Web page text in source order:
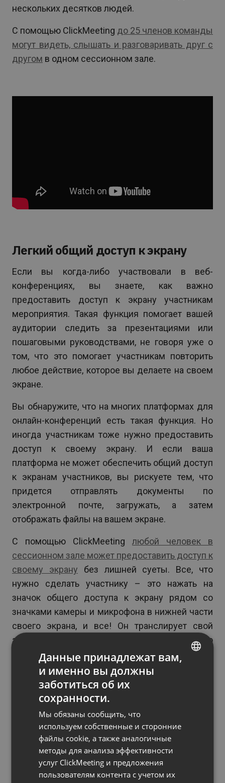
нескольких десятков людей.
С помощью ClickMeeting до 25 членов команды
могут видеть, слышать и разговаривать друг с
другом в одном сессионном зале.
Легкий общий доступ к экрану
Если вы когда-либо участвовали в веб-
конференциях, вы знаете, как важно
предоставить доступ к экрану участникам
мероприятия. Такая функция помогает вашей
аудитории следить за презентациями или
пошаговыми руководствами, не говоря уже о
том, что это помогает участникам повторить
любое действие, которое вы делаете на своем
экране.
Вы обнаружите, что на многих платформах для
онлайн-конференций есть такая функция. Но
иногда участникам тоже нужно предоставить
доступ к своему экрану. И если ваша
платформа не может обеспечить общий доступ
к экранам участников, вы рискуете тем, что
придется отправлять документы по
электронной почте, загружать, а затем
отображать файлы на вашем экране.
С помощью ClickMeeting любой человек в
сессионном зале может предоставить доступ к
своему экрану без лишней суеты. Все, что
нужно сделать участнику – это нажать на
значок общего доступа к экрану рядом со
значками камеры и микрофона в нижней части
своего экрана, и все! Он транслирует свой
экран всей группе. Обратите внимание, что
только один участник может предоставить
доступ к своему экрану одновременно,
поэтому вам придется позволить участникам
предоставлять общий доступ к экрану по мере
необходимости.
Инструменты для представления
контента во время конференции
POLISH
RUSSIAN
PORTUGUESE
Данные принадлежат вам,
и именно вы должны
заботиться об их
сохранности.
Мы обязаны сообщить, что
используем собственные и сторонние
файлы cookie, а также аналогичные
методы для анализа эффективности
услуг ClickMeeting и предложения
пользователям контента с учетом их